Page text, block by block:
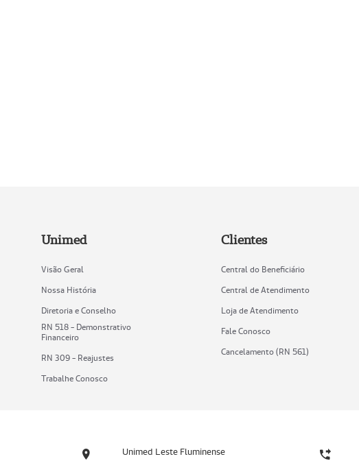
Unimed
Visão Geral
Nossa História
Diretoria e Conselho
RN 518 - Demonstrativo
Financeiro
RN 309 - Reajustes
Trabalhe Conosco
Clientes
Central do Beneficiário
Central de Atendimento
Loja de Atendimento
Fale Conosco
Cancelamento (RN 561)
Unimed Leste Fluminense